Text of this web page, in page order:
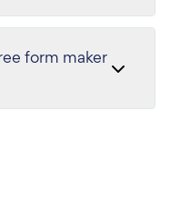
form maker